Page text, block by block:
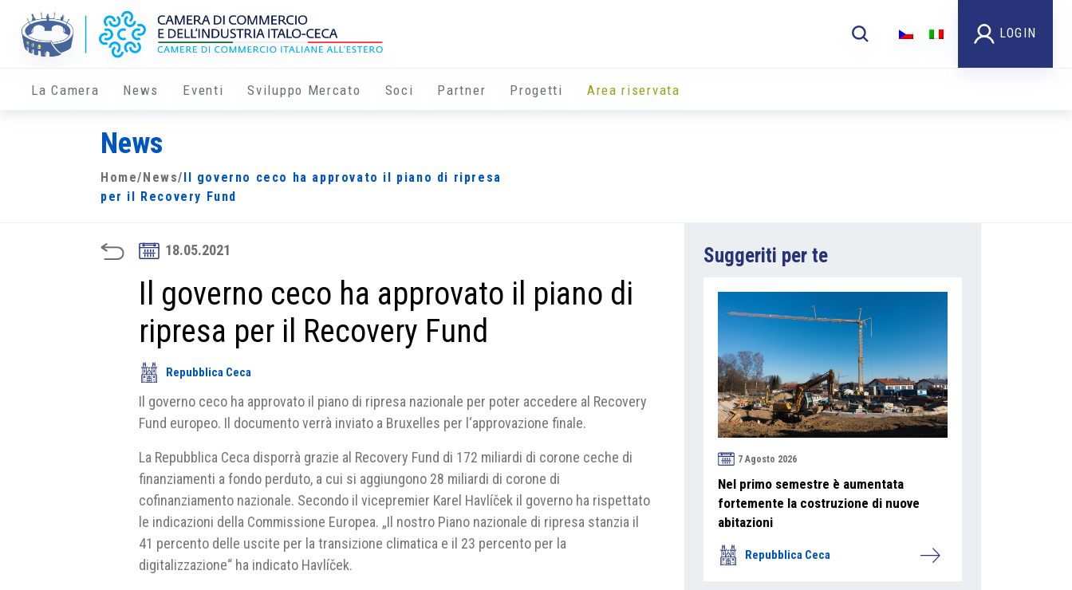
LOGIN
La Camera News Eventi Sviluppo Mercato Soci Partner Progetti Area riservata
News
Home/ News/
Il governo ceco ha approvato il piano di ripresa
per il Recovery Fund
18.05.2021
Il governo ceco ha approvato il piano di
ripresa per il Recovery Fund
Repubblica Ceca
Il governo ceco ha approvato il piano di ripresa nazionale per poter accedere al Recovery
Fund europeo. Il documento verrà inviato a Bruxelles per l‘approvazione finale.
La Repubblica Ceca disporrà grazie al Recovery Fund di 172 miliardi di corone ceche di
finanziamenti a fondo perduto, a cui si aggiungono 28 miliardi di corone di
cofinanziamento nazionale. Secondo il vicepremier Karel Havlíček il governo ha rispettato
le indicazioni della Commissione Europea. „Il nostro Piano nazionale di ripresa stanzia il
41 percento delle uscite per la transizione climatica e il 23 percento per la
digitalizzazione“ ha indicato Havlíček.
Suggeriti per te
7 Agosto 2026
Nel primo semestre è aumentata
fortemente la costruzione di nuove
abitazioni
Repubblica Ceca